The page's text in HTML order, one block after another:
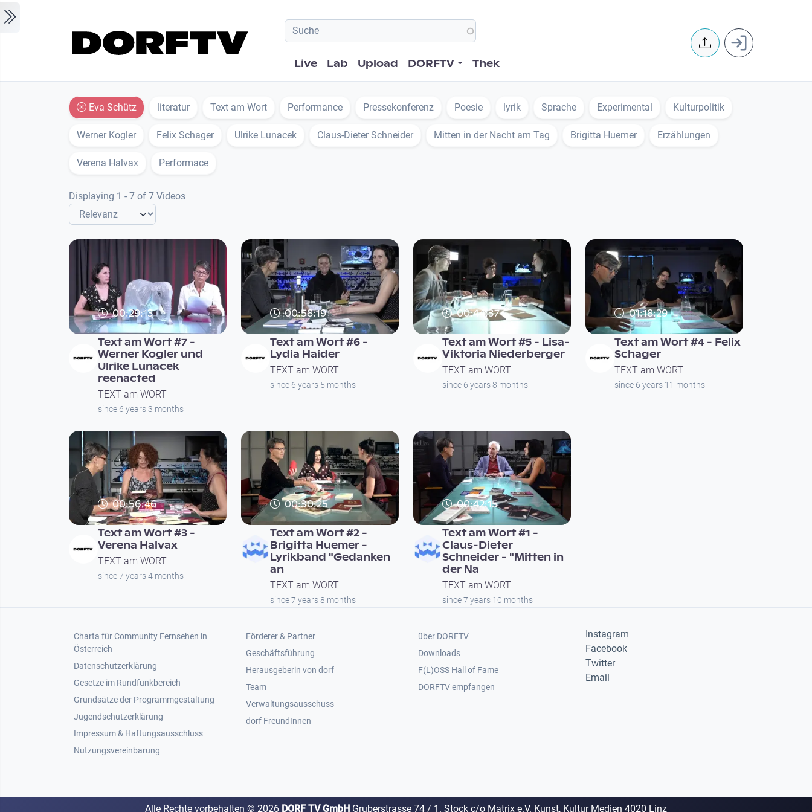
Hauptnavigation
Live Lab Upload DORFTV Thek
User
Eva Schütz literatur Text am Wort Performance Pressekonferenz Poesie lyrik Sprache Experimental Kulturpolitik
Werner Kogler Felix Schager Ulrike Lunacek Claus-Dieter Schneider Mitten in der Nacht am Tag Brigitta Huemer Erzählungen
Verena Halvax Performace
Displaying 1 - 7 of 7 Videos
00:29:13
Text am Wort #7 -
Werner Kogler und
Ulrike Lunacek
reenacted
TEXT am WORT
since 6 years 3 months
00:58:19
Text am Wort #6 -
Lydia Haider
TEXT am WORT
since 6 years 5 months
00:44:37
Text am Wort #5 - Lisa-
Viktoria Niederberger
TEXT am WORT
since 6 years 8 months
01:18:29
Text am Wort #4 - Felix
Schager
TEXT am WORT
since 6 years 11 months
00:56:46
Text am Wort #3 -
Verena Halvax
TEXT am WORT
since 7 years 4 months
00:30:25
Text am Wort #2 -
Brigitta Huemer -
Lyrikband "Gedanken
an
TEXT am WORT
since 7 years 8 months
00:42:15
Text am Wort #1 -
Claus-Dieter
Schneider - "Mitten in
der Na
TEXT am WORT
since 7 years 10 months
Footer 1
Charta für Community Fernsehen in
Österreich
Datenschutzerklärung
Gesetze im Rundfunkbereich
Grundsätze der Programmgestaltung
Jugendschutzerklärung
Impressum & Haftungsausschluss
Nutzungsvereinbarung
Footer 2
Förderer & Partner
Geschäftsführung
Herausgeberin von dorf
Team
Verwaltungsausschuss
dorf FreundInnen
Footer 3
über DORFTV
Downloads
F(L)OSS Hall of Fame
Footer 4
DORFTV empfangen
Instagram
Facebook
Twitter
Email
Alle Rechte vorbehalten © 2026 DORF TV GmbH Gruberstrasse 74 / 1. Stock c/o Matrix e.V. Kunst, Kultur Medien 4020 Linz